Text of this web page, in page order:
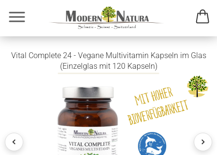
Vital Complete 24 - Vegane Multivitamin Kapseln im Glas
(Einzelglas mit 120 Kapseln)